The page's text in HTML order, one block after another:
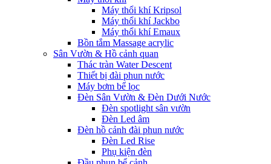
Máy thổi khí Kripsol
Máy thổi khí Jackbo
Máy thổi khí Emaux
Bồn tắm Massage acrylic
Sân Vườn & Hồ cảnh quan
Thác tràn Water Descent
Thiết bị đài phun nước
Máy bơm bể lọc
Đèn Sân Vườn & Đèn Dưới Nước
Đèn spotlight sân vườn
Đèn Led âm
Đèn hồ cảnh đài phun nước
Đèn Led Rise
Phụ kiện đèn